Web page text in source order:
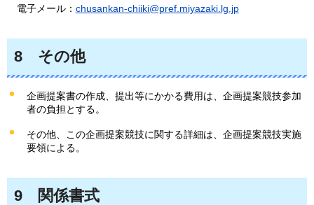
電子メール： chusankan-chiiki@pref.miyazaki.lg.jp
8 その他
企画提案書の作成、提出等にかかる費用は、企画提案競技参加
者の負担とする。
その他、この企画提案競技に関する詳細は、企画提案競技実施
要領による。
9 関係書式